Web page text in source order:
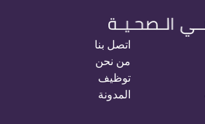
اتصل بنا
من نحن
توظيف
المدونة